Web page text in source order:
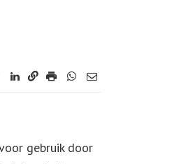
twitterlinkedin
gebruik door